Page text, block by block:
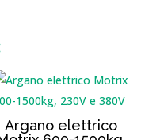
Argano elettrico